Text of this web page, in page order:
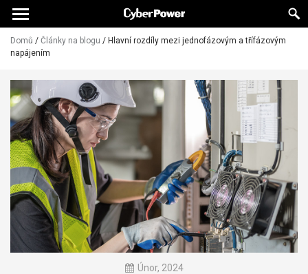
Domů / Články na blogu / Hlavní rozdíly mezi jednofázovým a třífázovým
napájením
Únor, 2024